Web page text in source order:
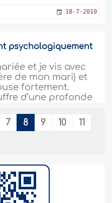
18-7-2019
psychologiquement
et je vis avec
de mon mari) et
fortement.
d’une profonde
Ainsi, je suis
et je ne peux aller
des gens et de
pense que son
7 8 9 10
11